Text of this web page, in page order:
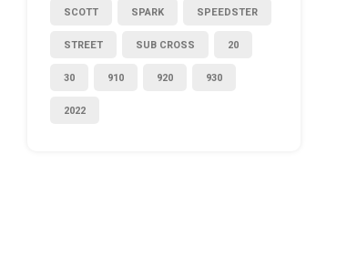
SCOTT SPARK SPEEDSTER
STREET SUB CROSS 20
30 910 920 930
2022